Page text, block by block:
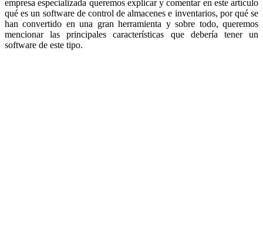
empresa especializada queremos explicar y comentar en este artículo
qué es un software de control de almacenes e inventarios, por qué se
han convertido en una gran herramienta y sobre todo, queremos
mencionar las principales características que debería tener un
software de este tipo.